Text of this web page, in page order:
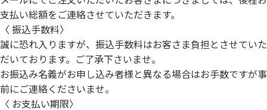
支払い総額をご連絡させていただきます。
〈 振込手数料〉
誠に恐れ入りますが、振込手数料はお客さま負担とさせていた
だいております。ご了承下さいませ。
お振込み名義がお申し込み者様と異なる場合はお手数ですが事
前にご連絡くださいませ。
〈 お支払い期限〉